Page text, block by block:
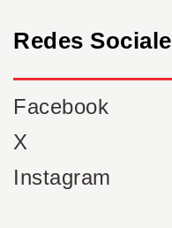
Redes
Facebook
X
Instagram